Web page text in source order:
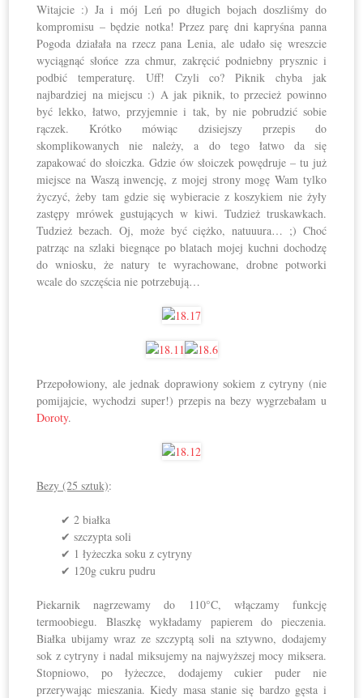
Witajcie :) Ja i mój Leń po długich bojach doszliśmy do
kompromisu – będzie notka! Przez parę dni kapryśna panna
Pogoda działała na rzecz pana Lenia, ale udało się wreszcie
wyciągnąć słońce zza chmur, zakręcić podniebny prysznic i
podbić temperaturę. Uff! Czyli co? Piknik chyba jak
najbardziej na miejscu :) A jak piknik, to przecież powinno
być lekko, łatwo, przyjemnie i tak, by nie pobrudzić sobie
rączek. Krótko mówiąc dzisiejszy przepis do
skomplikowanych nie należy, a do tego łatwo da się
zapakować do słoiczka. Gdzie ów słoiczek powędruje – tu już
miejsce na Waszą inwencję, z mojej strony mogę Wam tylko
życzyć, żeby tam gdzie się wybieracie z koszykiem nie żyły
zastępy mrówek gustujących w kiwi. Tudzież truskawkach.
Tudzież bezach. Oj, może być ciężko, natuuura… ;) Choć
patrząc na szlaki biegnące po blatach mojej kuchni dochodzę
do wniosku, że natury te wyrachowane, drobne potworki
wcale do szczęścia nie potrzebują…
Przepołowiony, ale jednak doprawiony sokiem z cytryny (nie
pomijajcie, wychodzi super!) przepis na bezy wygrzebałam u
Doroty.
Bezy (25 sztuk):
✔ 2 białka
✔ szczypta soli
✔ 1 łyżeczka soku z cytryny
✔ 120g cukru pudru
Piekarnik nagrzewamy do 110°C, włączamy funkcję
termoobiegu. Blaszkę wykładamy papierem do pieczenia.
Białka ubijamy wraz ze szczyptą soli na sztywno, dodajemy
sok z cytryny i nadal miksujemy na najwyższej mocy miksera.
Stopniowo, po łyżeczce, dodajemy cukier puder nie
przerywając mieszania. Kiedy masa stanie się bardzo gęsta i